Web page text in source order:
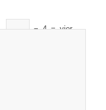
− 4 = vier